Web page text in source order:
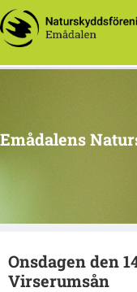
Emådalens
Onsdagen den
Virserumsån